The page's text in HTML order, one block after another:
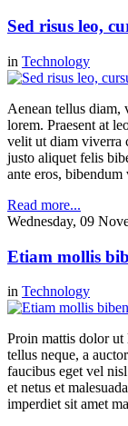
Sed risus leo,
in Technology
Aenean tellus diam,
lorem. Praesent at
velit ut diam viverra
justo aliquet felis
ante eros, bibendum
Read more...
Wednesday, 09
Etiam mollis
in Technology
Proin mattis dolor
tellus neque, a
faucibus eget vel
et netus et
imperdiet sit amet